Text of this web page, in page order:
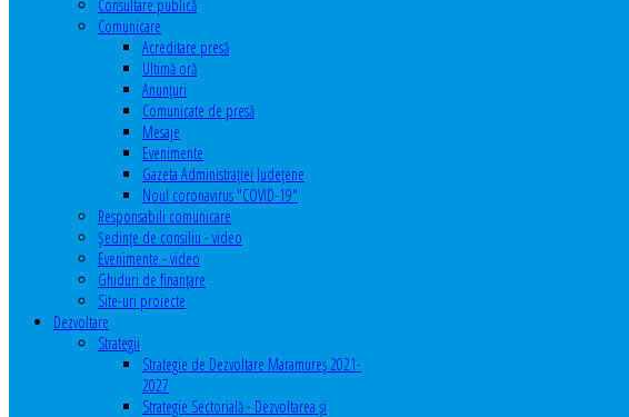
Consultare publică
Comunicare
Acreditare presă
Ultimă oră
Anunţuri
Comunicate de presă
Mesaje
Evenimente
Gazeta Administraţiei Judeţene
Noul coronavirus "COVID-19"
Responsabili comunicare
Şedinţe de consiliu - video
Evenimente - video
Ghiduri de finanţare
Site-uri proiecte
Dezvoltare
Strategii
Strategie de Dezvoltare Maramureș 2021-
2027
Strategie Sectorială - Dezvoltarea și